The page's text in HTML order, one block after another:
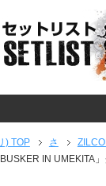
) TOP さ
IN UMEKITA